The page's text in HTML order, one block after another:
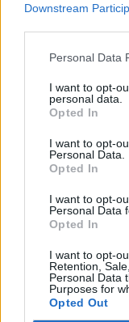
Downstream
Personal Data
I want to opt-
personal data.
Opted In
I want to opt-
Personal Data.
Opted In
I want to opt-
Personal Data
Opted In
I want to opt-
Retention,
Personal Data
Purposes for
Opted Out
00:00
Leonardo
in ospedale.